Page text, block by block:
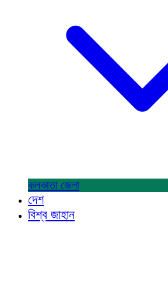
কলকাতা জেলা
দেশ
বিশ্ব জাহান